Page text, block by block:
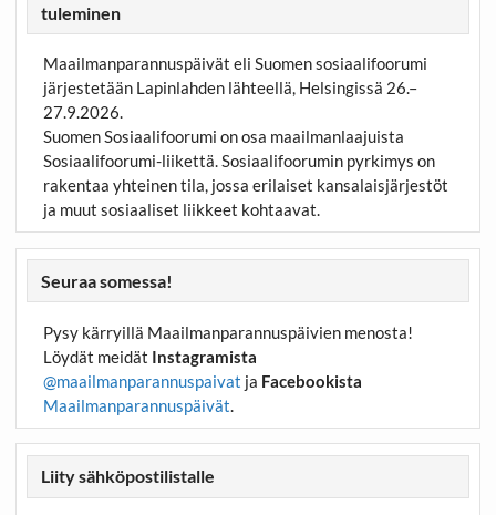
tuleminen
Maailmanparannuspäivät eli Suomen sosiaalifoorumi
järjestetään Lapinlahden lähteellä, Helsingissä 26.–
27.9.2026.
Suomen Sosiaalifoorumi on osa maailmanlaajuista
Sosiaalifoorumi-liikettä. Sosiaalifoorumin pyrkimys on
rakentaa yhteinen tila, jossa erilaiset kansalaisjärjestöt
ja muut sosiaaliset liikkeet kohtaavat.
Seuraa somessa!
Pysy kärryillä Maailmanparannuspäivien menosta!
Löydät meidät Instagramista
@maailmanparannuspaivat ja Facebookista
Maailmanparannuspäivät.
Liity sähköpostilistalle